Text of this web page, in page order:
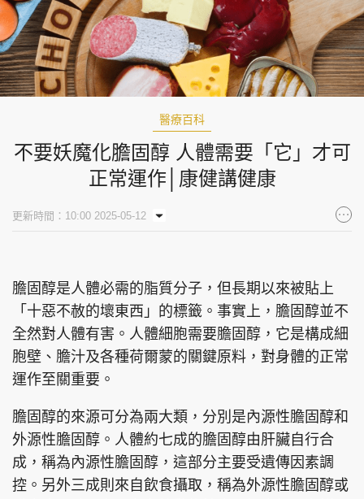
醫療百科
不要妖魔化膽固醇 人體需要「它」才可
正常運作│康健講健康
更新時間：10:00 2025-05-12
膽固醇是人體必需的脂質分子，但長期以來被貼上
「十惡不赦的壞東西」的標籤。事實上，膽固醇並不
全然對人體有害。人體細胞需要膽固醇，它是構成細
胞壁、膽汁及各種荷爾蒙的關鍵原料，對身體的正常
運作至關重要。
膽固醇的來源可分為兩大類，分別是內源性膽固醇和
外源性膽固醇。人體約七成的膽固醇由肝臟自行合
成，稱為內源性膽固醇，這部分主要受遺傳因素調
控。另外三成則來自飲食攝取，稱為外源性膽固醇或